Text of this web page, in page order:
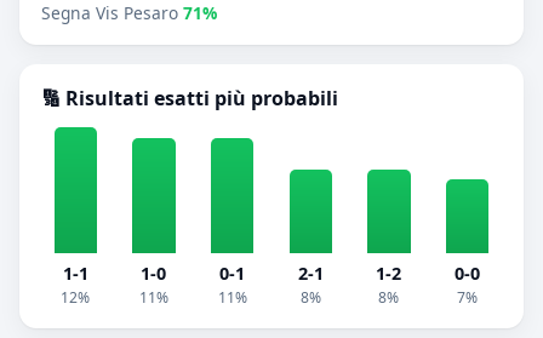
Segna Vis Pesaro 71%
🔢 Risultati esatti più probabili
1-1
12%
1-0
11%
0-1
11%
2-1
8%
1-2
8%
0-0
7%